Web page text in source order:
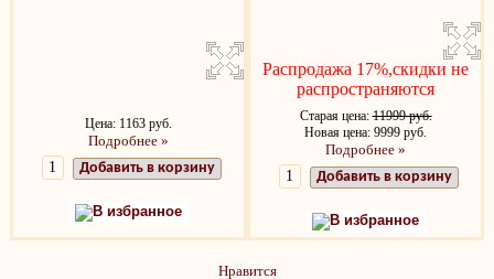
Цена: 1163 руб.
Подробнее »
Добавить в корзину
В избранное
Распродажа 17%,скидки не
распространяются
Старая цена:11999 руб.
Новая цена: 9999 руб.
Подробнее »
Добавить в корзину
В избранное
Нравится